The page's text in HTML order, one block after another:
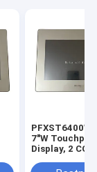
7"W
Display, 2
Device, 24